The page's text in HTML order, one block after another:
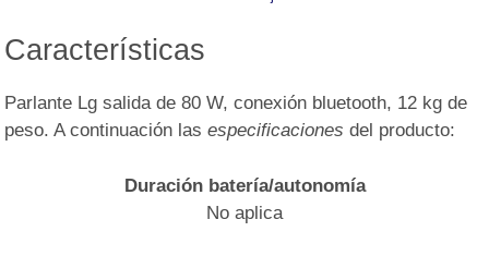
Características
Parlante Lg salida de 80 W, conexión bluetooth, 12 kg de
peso. A continuación lasespecificaciones del producto:
Duración batería/autonomía
No aplica